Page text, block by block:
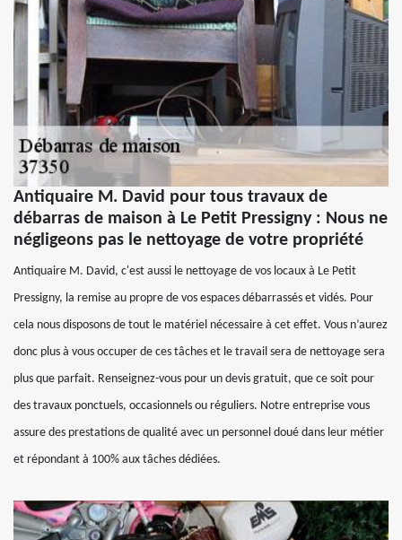
Antiquaire M. David pour tous travaux de
débarras de maison à Le Petit Pressigny : Nous ne
négligeons pas le nettoyage de votre propriété
Antiquaire M. David, c'est aussi le nettoyage de vos locaux à Le Petit
Pressigny, la remise au propre de vos espaces débarrassés et vidés. Pour
cela nous disposons de tout le matériel nécessaire à cet effet. Vous n’aurez
donc plus à vous occuper de ces tâches et le travail sera de nettoyage sera
plus que parfait. Renseignez-vous pour un devis gratuit, que ce soit pour
des travaux ponctuels, occasionnels ou réguliers. Notre entreprise vous
assure des prestations de qualité avec un personnel doué dans leur métier
et répondant à 100% aux tâches dédiées.